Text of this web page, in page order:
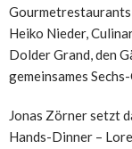
Gourmetrestaurants
Heiko Nieder,
Dolder Grand, den
gemeinsames
Jonas Zörner setzt
Hands-Dinner –